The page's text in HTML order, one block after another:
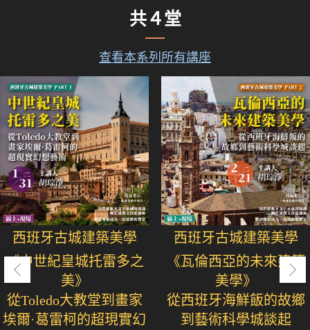
共４堂
查看本系列所有講座
西班牙古城建築美學
《中世紀皇城托雷多之
美》
從Toledo大教堂到畫家
埃爾·葛雷柯的超現實幻
西班牙古城建築美學
《瓦倫西亞的未來建築
美學》
從西班牙海鮮飯的故鄉
到藝術科學城談起